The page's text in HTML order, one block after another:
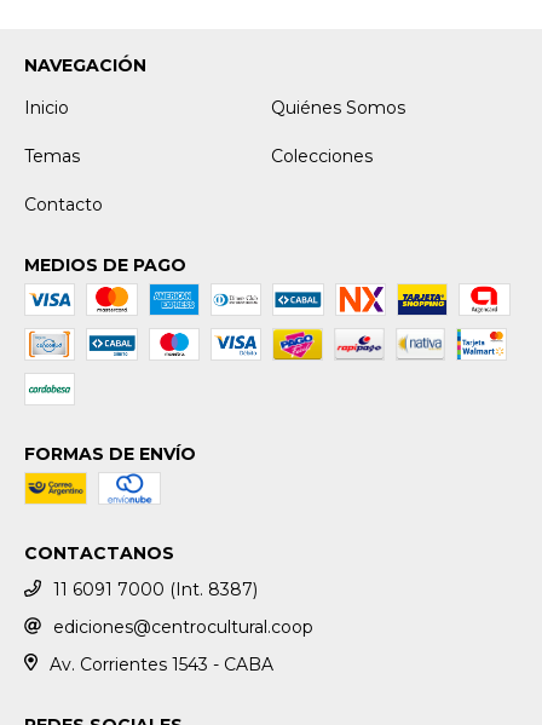
NAVEGACIÓN
Inicio
Quiénes Somos
Temas Colecciones
Contacto
MEDIOS DE PAGO
FORMAS DE ENVÍO
CONTACTANOS
11 6091 7000 (Int. 8387)
ediciones@centrocultural.coop
Av. Corrientes 1543 - CABA